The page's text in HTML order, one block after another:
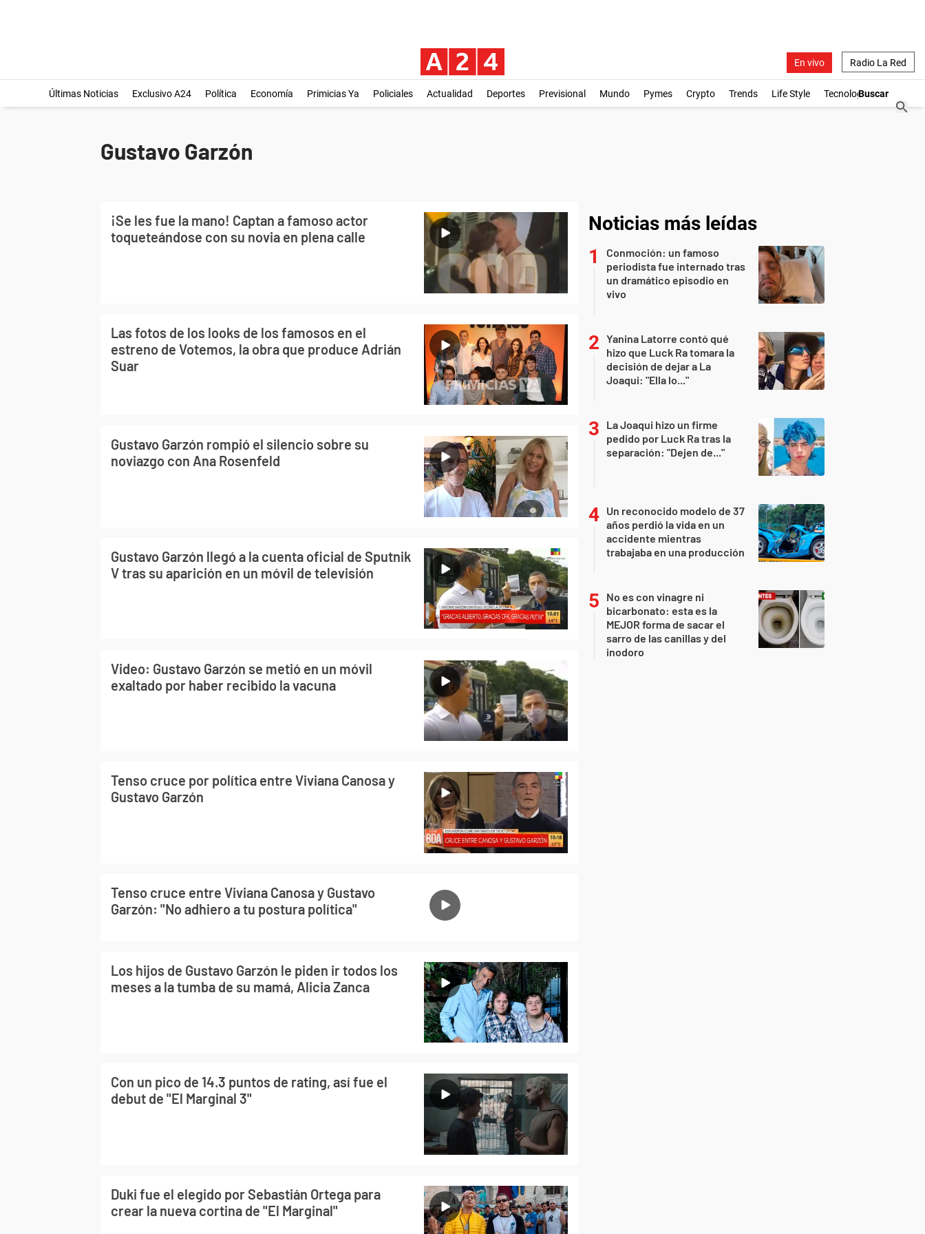
En vivo Radio La Red
Últimas Noticias Exclusivo A24 Política Economía Primicias Ya Policiales Actualidad Deportes Previsional Mundo Pymes Crypto Trends Life Style Tecnología
Gustavo Garzón
¡Se les fue la mano! Captan a famoso actor
toqueteándose con su novia en plena calle
Las fotos de los looks de los famosos en el
estreno de Votemos, la obra que produce Adrián
Suar
Gustavo Garzón rompió el silencio sobre su
noviazgo con Ana Rosenfeld
Gustavo Garzón llegó a la cuenta oficial de Sputnik
V tras su aparición en un móvil de televisión
Video: Gustavo Garzón se metió en un móvil
exaltado por haber recibido la vacuna
Tenso cruce por política entre Viviana Canosa y
Gustavo Garzón
Tenso cruce entre Viviana Canosa y Gustavo
Garzón: "No adhiero a tu postura política"
Los hijos de Gustavo Garzón le piden ir todos los
meses a la tumba de su mamá, Alicia Zanca
Con un pico de 14.3 puntos de rating, así fue el
debut de "El Marginal 3"
Duki fue el elegido por Sebastián Ortega para
crear la nueva cortina de "El Marginal"
Noticias más leídas
Conmoción: un famoso
periodista fue internado tras
un dramático episodio en
vivo
Yanina Latorre contó qué
hizo que Luck Ra tomara la
decisión de dejar a La
Joaqui: "Ella lo..."
La Joaqui hizo un firme
pedido por Luck Ra tras la
separación: "Dejen de..."
Un reconocido modelo de 37
años perdió la vida en un
accidente mientras
trabajaba en una producción
No es con vinagre ni
bicarbonato: esta es la
MEJOR forma de sacar el
sarro de las canillas y del
inodoro